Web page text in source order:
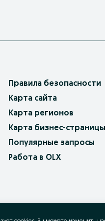
Правила безопасности
Карта сайта
Карта регионов
Карта бизнес-страницы
Популярные запросы
Работа в OLX